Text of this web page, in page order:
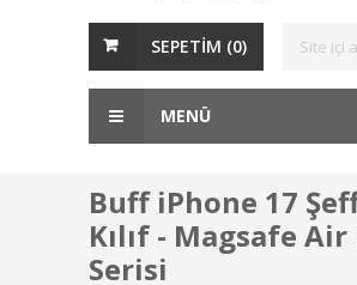
SEPETİM (0)
MENÜ
Buff iPhone 17
Kılıf - Magsafe
Serisi